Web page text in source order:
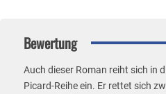
Bewertung
Auch dieser Roman reiht sich in
Picard-Reihe ein. Er rettet sich